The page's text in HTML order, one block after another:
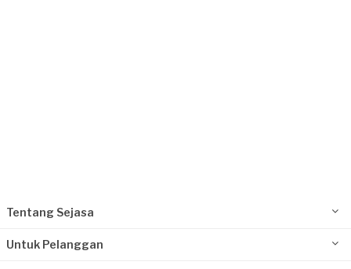
Tentang Sejasa
Untuk Pelanggan